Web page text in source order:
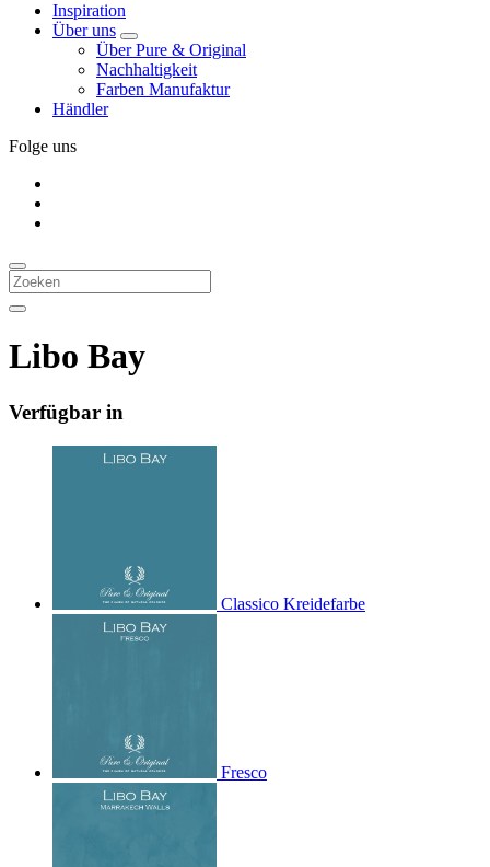
Inspiration
Über uns
Über Pure & Original
Nachhaltigkeit
Farben Manufaktur
Händler
Folge uns
Libo Bay
Verfügbar in
Classico Kreidefarbe
Fresco